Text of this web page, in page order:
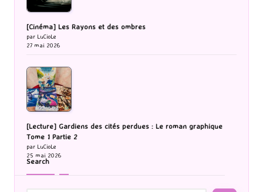
[Cinéma] Les Rayons et des ombres
par LuCioLe
27 mai 2026
[Lecture] Gardiens des cités perdues : Le roman graphique
Tome 1 Partie 2
par LuCioLe
25 mai 2026
Search